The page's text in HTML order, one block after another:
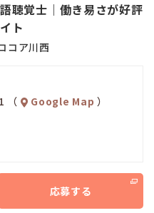
バ
ト
聴覚士｜働き易さが好評
ト
コア川西
（
Google Map ）
応募する